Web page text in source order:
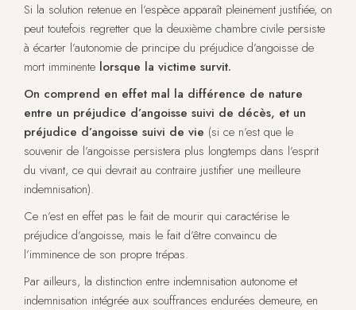
Si la solution retenue en l’espèce apparaît pleinement justifiée, on
peut toutefois regretter que la deuxième chambre civile persiste
à écarter l’autonomie de principe du préjudice d’angoisse de
mort imminente lorsque la victime survit.
On comprend en effet mal la différence de nature
entre un préjudice d’angoisse suivi de décès, et un
préjudice d’angoisse suivi de vie (si ce n’est que le
souvenir de l’angoisse persistera plus longtemps dans l’esprit
du vivant, ce qui devrait au contraire justifier une meilleure
indemnisation).
Ce n’est en effet pas le fait de mourir qui caractérise le
préjudice d’angoisse, mais le fait d’être convaincu de
l’imminence de son propre trépas.
Par ailleurs, la distinction entre indemnisation autonome et
indemnisation intégrée aux souffrances endurées demeure, en